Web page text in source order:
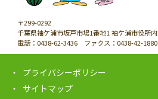
〒299-0292
千葉県袖ケ浦市坂戸市場1番地1 袖ケ浦市役所内
電話：0438-62-3436 ファクス：0438-42-1880
プライバシーポリシー
サイトマップ